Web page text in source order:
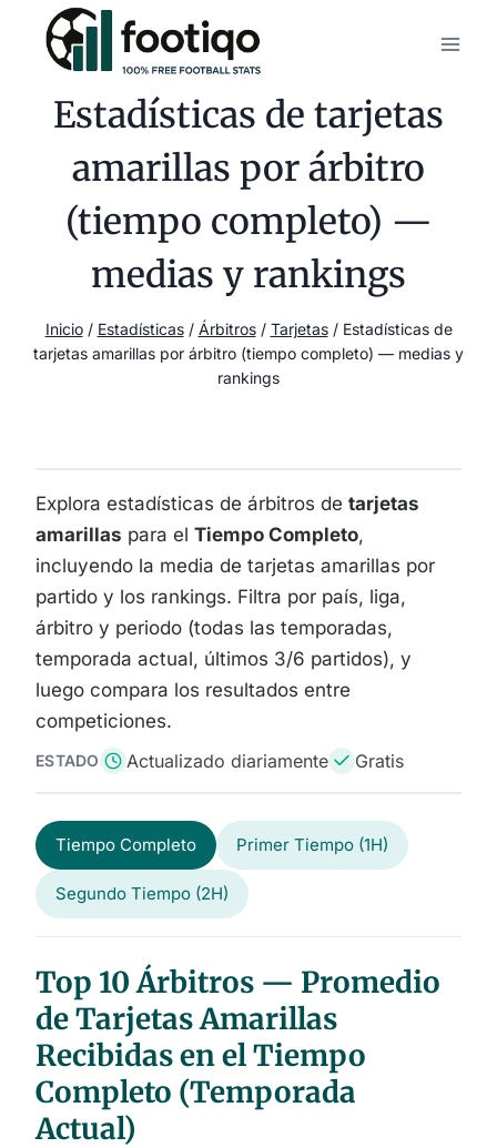
contenido
Estadísticas de tarjetas
amarillas por árbitro
(tiempo completo) —
medias y rankings
Inicio / Estadísticas / Árbitros / Tarjetas / Estadísticas de
tarjetas amarillas por árbitro (tiempo completo) — medias y
rankings
Explora estadísticas de árbitros de tarjetas
amarillas para el Tiempo Completo,
incluyendo la media de tarjetas amarillas por
partido y los rankings. Filtra por país, liga,
árbitro y periodo (todas las temporadas,
temporada actual, últimos 3/6 partidos), y
luego compara los resultados entre
competiciones.
ESTADO Actualizado diariamente Gratis
Tiempo Completo Primer Tiempo (1H)
Segundo Tiempo (2H)
Top 10 Árbitros — Promedio
de Tarjetas Amarillas
Recibidas en el Tiempo
Completo (Temporada
Actual)